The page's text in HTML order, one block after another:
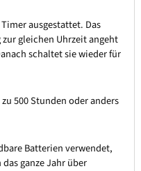
ausgestattet. Das
zur gleichen Uhrzeit angeht
schaltet sie wieder für
500 Stunden oder anders
Batterien verwendet,
das ganze Jahr über